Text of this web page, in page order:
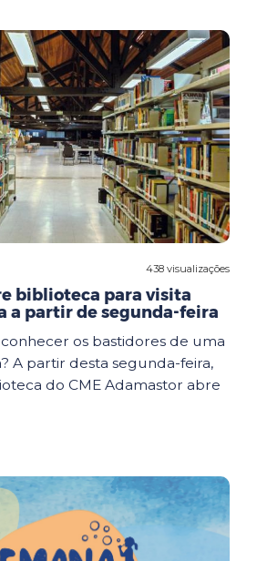
438 visualizações
biblioteca para visita
a partir de segunda-feira
os bastidores de uma
A partir desta segunda-feira,
do CME Adamastor abre